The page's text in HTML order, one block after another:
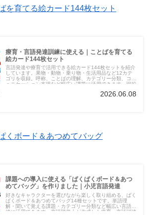
を育てる絵カード144枚セット
療育・言語発達訓練に使える｜ことばを育てる
絵カード144枚セット
言語発達や療育で活用できる絵カード144枚セットを紹介
しています。果物・動物・乗り物・生活用品など12カテ
ゴリを収録。呼称、ことばの理解、カテゴリー分類、コミ
ュニケーション支援など幅広い課題に活用できます。現役
2026.06.08
くボード＆あつめてバッグ
課題への導入に使える「ぱくぱくボード＆あつ
めてバッグ」を作りました｜小児言語発達
好きなキャラクターを選びながら楽しく取り組める、ぱく
ぱくボード＆あつめてバッグ14種セットです。単語理
解・聞いて覚える課題・カテゴリー分類など幅広い言語訓
練に活用できます。言語聴覚士が作成した療育・言語訓練